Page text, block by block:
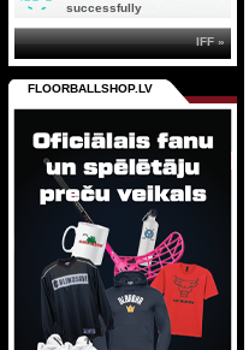
successfully
IFF »
FLOORBALLSHOP.LV